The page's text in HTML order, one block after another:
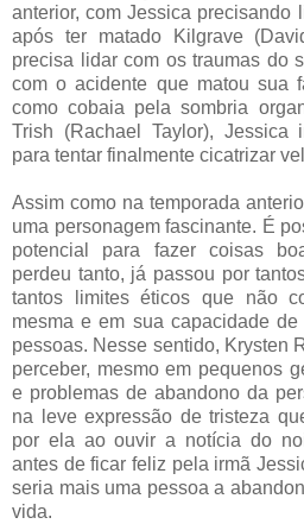
anterior, com Jessica precisando
após ter matado Kilgrave
precisa lidar com os traumas do
com o acidente que matou sua
como cobaia pela sombria
Trish (Rachael Taylor), Jessica
para tentar finalmente cicatrizar
Assim como na temporada
uma personagem fascinante. É
potencial para fazer coisas
perdeu tanto, já passou por
tantos limites éticos que não
mesma e em sua capacidade
pessoas. Nesse sentido, Krysten
perceber, mesmo em pequenos
e problemas de abandono da
na leve expressão de tristeza
por ela ao ouvir a notícia do
antes de ficar feliz pela irmã
seria mais uma pessoa a
vida.